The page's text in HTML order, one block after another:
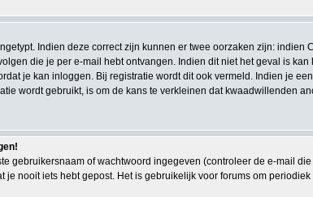
Indien deze correct zijn kunnen er twee oorzaken zijn:
die je per e-mail hebt ontvangen. Indien dit niet het geval is
je kan inloggen. Bij registratie wordt dit ook vermeld. Indien je
wordt gebruikt, is om de kans te verkleinen dat kwaadwillenden
gebruikersnaam of wachtwoord ingegeven (controleer de e-mail
nooit iets hebt gepost. Het is gebruikelijk voor forums om